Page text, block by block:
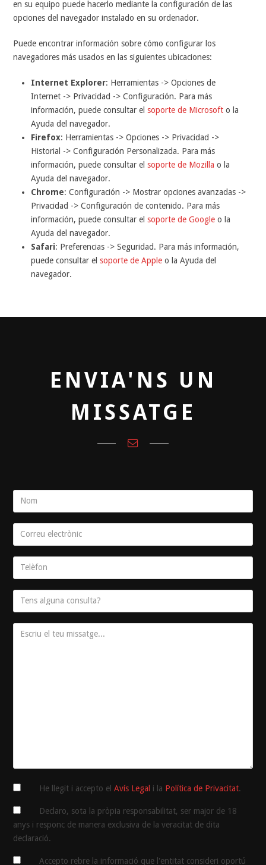
en su equipo puede hacerlo mediante la configuración de las
opciones del navegador instalado en su ordenador.
Puede encontrar información sobre cómo configurar los
navegadores más usados en las siguientes ubicaciones:
Internet Explorer: Herramientas -> Opciones de
Internet -> Privacidad -> Configuración. Para más
información, puede consultar elsoporte de Microsoft o la
Ayuda del navegador.
Firefox: Herramientas -> Opciones -> Privacidad ->
Historial -> Configuración Personalizada. Para más
información, puede consultar elsoporte de Mozilla o la
Ayuda del navegador.
Chrome: Configuración -> Mostrar opciones avanzadas ->
Privacidad -> Configuración de contenido. Para más
información, puede consultar elsoporte de Google o la
Ayuda del navegador.
Safari: Preferencias -> Seguridad. Para más información,
puede consultar elsoporte de Apple o la Ayuda del
navegador.
ENVIA'NS UN
MISSATGE
He llegit i accepto el Avís Legal i la Política de Privacitat.
Declaro, sota la pròpia responsabilitat, ser major de 18
anys i responc de manera exclusiva de la veracitat de dita
declaració.
Accepto rebre la informació que l'entitat consideri oportú